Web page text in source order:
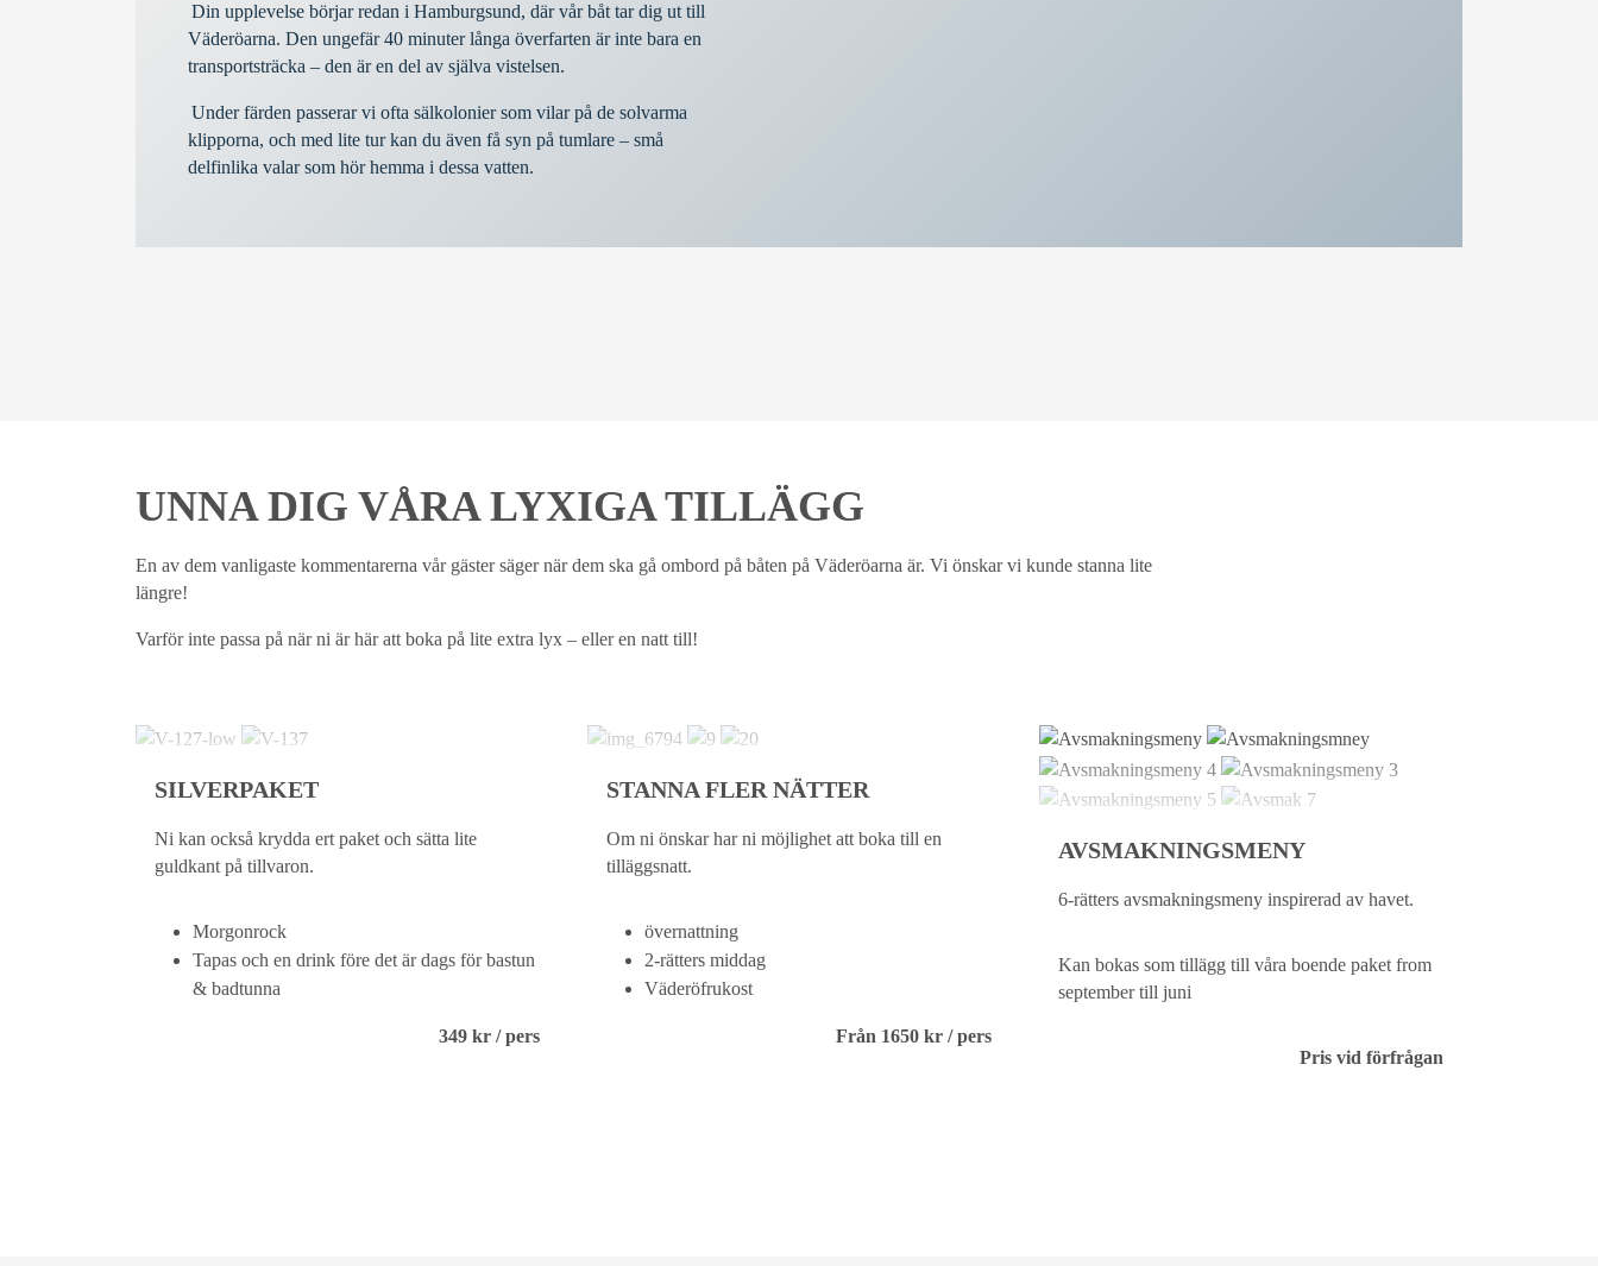
Din upplevelse börjar redan i Hamburgsund, där vår båt tar dig ut till
Väderöarna. Den ungefär 40 minuter långa överfarten är inte bara en
transportsträcka – den är en del av själva vistelsen.
Under färden passerar vi ofta sälkolonier som vilar på de solvarma
klipporna, och med lite tur kan du även få syn på tumlare – små
delfinlika valar som hör hemma i dessa vatten.
UNNA DIG VÅRA LYXIGA TILLÄGG
En av dem vanligaste kommentarerna vår gäster säger när dem ska gå ombord på båten på Väderöarna är. Vi önskar vi kunde stanna lite
längre!
Varför inte passa på när ni är här att boka på lite extra lyx – eller en natt till!
SILVERPAKET
Ni kan också krydda ert paket och sätta lite
guldkant på tillvaron.
Morgonrock
Tapas och en drink före det är dags för bastun
& badtunna
349 kr / pers
STANNA FLER NÄTTER
Om ni önskar har ni möjlighet att boka till en
tilläggsnatt.
övernattning
2-rätters middag
Väderöfrukost
Från 1650 kr / pers
AVSMAKNINGSMENY
6-rätters avsmakningsmeny inspirerad av havet.
Kan bokas som tillägg till våra boende paket from
september till juni
Pris vid förfrågan